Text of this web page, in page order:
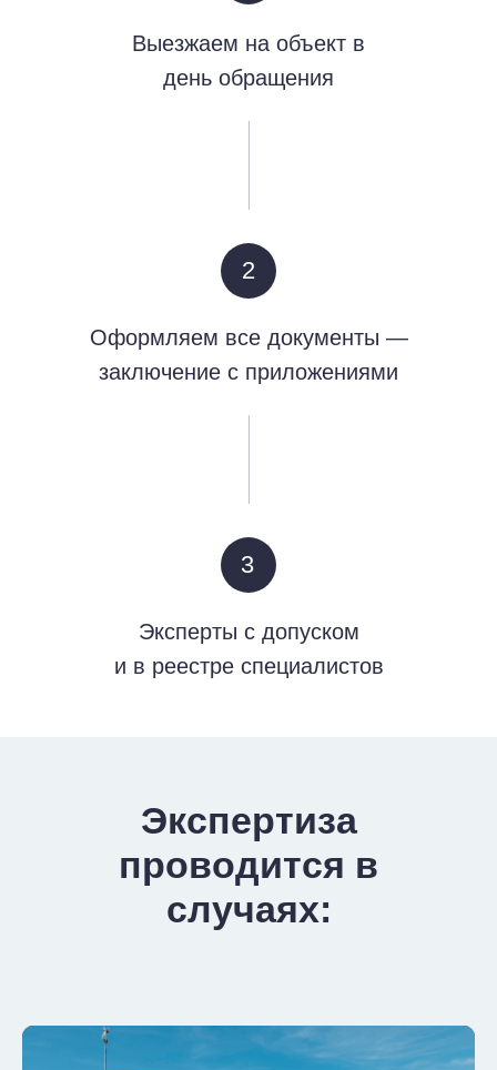
Выезжаем на объект в
день обращения
2
Оформляем все документы —
заключение с приложениями
3
Эксперты с допуском
и в реестре специалистов
Экспертиза
проводится в
случаях: